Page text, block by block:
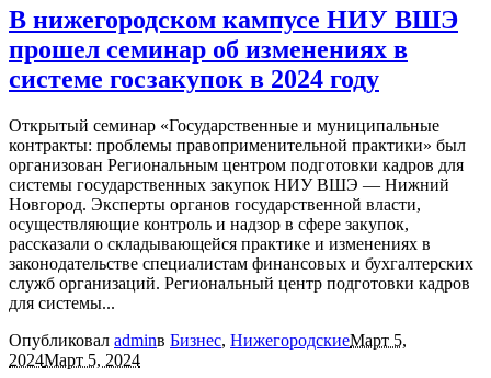
В нижегородском кампусе НИУ ВШЭ
прошел семинар об изменениях в
системе госзакупок в 2024 году
Открытый семинар «Государственные и муниципальные
контракты: проблемы правоприменительной практики» был
организован Региональным центром подготовки кадров для
системы государственных закупок НИУ ВШЭ — Нижний
Новгород. Эксперты органов государственной власти,
осуществляющие контроль и надзор в сфере закупок,
рассказали о складывающейся практике и изменениях в
законодательстве специалистам финансовых и бухгалтерских
служб организаций. Региональный центр подготовки кадров
для системы...
Опубликовал adminв Бизнес, НижегородскиеМарт 5,
2024Март 5, 2024